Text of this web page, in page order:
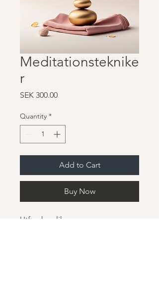
Meditationsteknike
r
SEK 300.00Price
Quantity *
Add to Cart
Buy Now
Utforska olika